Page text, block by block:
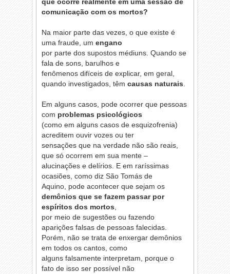
comunicação com os mortos?
Na maior parte das vezes, o que existe é
uma fraude, umengano
por parte dos supostos médiuns. Quando se
fala de sons, barulhos e
fenômenos difíceis de explicar, em geral,
quando investigados, têmcausas naturais
Em alguns casos, pode ocorrer que pessoas
com problemas psicológicos
(como em alguns casos de esquizofrenia)
acreditem ouvir vozes ou ter
sensações que na verdade não são reais,
que só ocorrem em sua mente –
alucinações e delírios. E em raríssimas
ocasiões, como diz São Tomás de
Aquino, pode acontecer que sejam os
demônios que se fazem passar por
espíritos dos mortos
por meio de sugestões ou fazendo
aparições falsas de pessoas falecidas.
Porém, não se trata de enxergar demônios
em todos os cantos, como
alguns falsamente interpretam, porque o
fato de isso ser possível não